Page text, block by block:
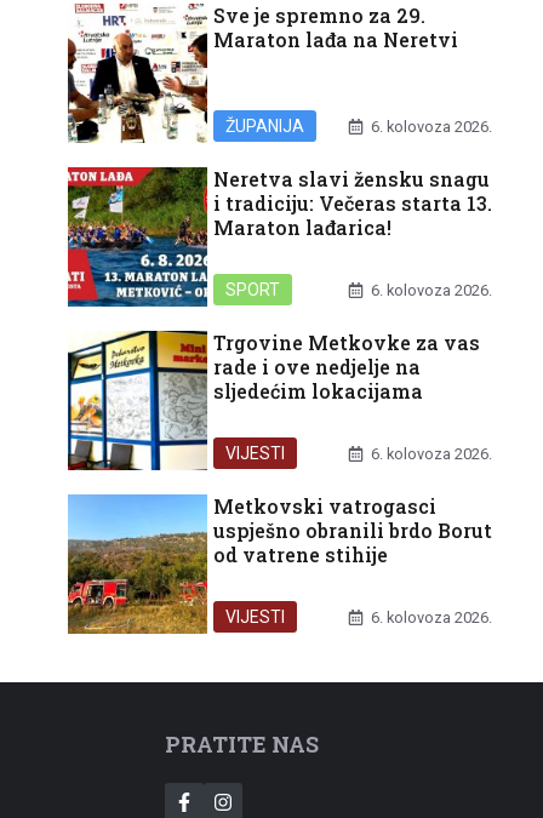
Sve je spremno za 29.
Maraton lađa na Neretvi
ŽUPANIJA 6. kolovoza 2026.
Neretva slavi žensku snagu
i tradiciju: Večeras starta 13.
Maraton lađarica!
SPORT 6. kolovoza 2026.
Trgovine Metkovke za vas
rade i ove nedjelje na
sljedećim lokacijama
VIJESTI 6. kolovoza 2026.
Metkovski vatrogasci
uspješno obranili brdo Borut
od vatrene stihije
VIJESTI 6. kolovoza 2026.
PRATITE NAS